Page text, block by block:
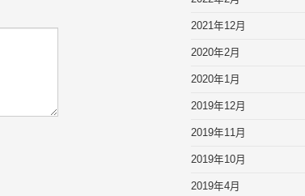
2021年12月
2020年2月
2020年1月
2019年12月
2019年11月
2019年10月
2019年4月